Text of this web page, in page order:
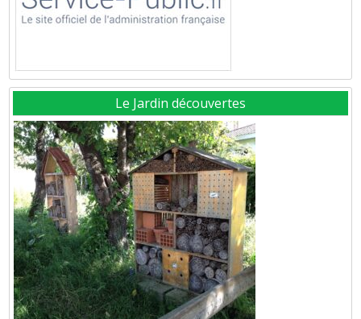
Le Jardin découvertes